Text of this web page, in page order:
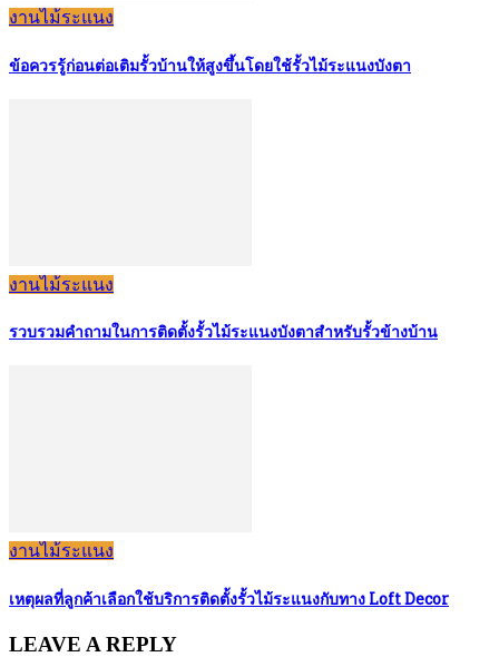
งานไม้ระแนง
ข้อควรรู้ก่อนต่อเติมรั้วบ้านให้สูงขึ้นโดยใช้รั้วไม้ระแนงบังตา
งานไม้ระแนง
รวบรวมคำถามในการติดตั้งรั้วไม้ระแนงบังตาสำหรับรั้วข้างบ้าน
งานไม้ระแนง
เหตุผลที่ลูกค้าเลือกใช้บริการติดตั้งรั้วไม้ระแนงกับทาง Loft Decor
LEAVE A REPLY